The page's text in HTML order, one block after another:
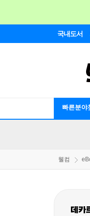
국내도서
빠른분야
웰컴